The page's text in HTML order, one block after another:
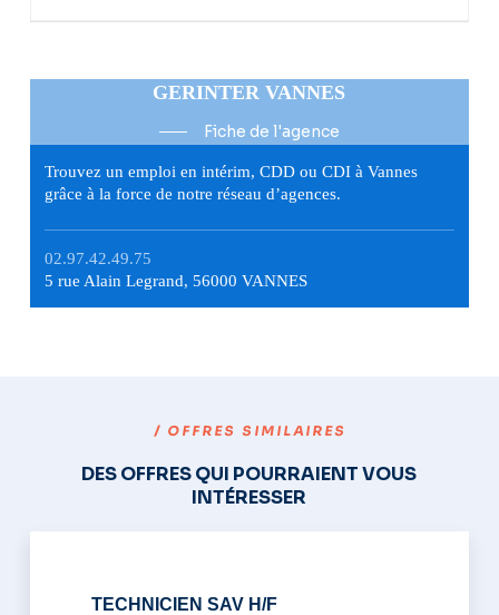
GERINTER VANNES
Fiche de l'agence
Trouvez un emploi en intérim, CDD ou CDI à Vannes
grâce à la force de notre réseau d’agences.
02.97.42.49.75
5 rue Alain Legrand, 56000 VANNES
/ OFFRES SIMILAIRES
DES OFFRES QUI POURRAIENT VOUS
INTÉRESSER
TECHNICIEN SAV H/F